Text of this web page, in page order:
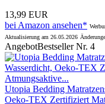
13,99 EUR
bei Amazon ansehen*
Aktualisierung am 26.05.2026
AngebotBestseller Nr. 4
Utopia Bedding
Oeko-TEX Zertifiziert